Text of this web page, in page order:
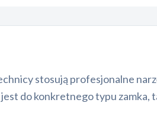
stosują profesjonalne
do konkretnego typu zamka,